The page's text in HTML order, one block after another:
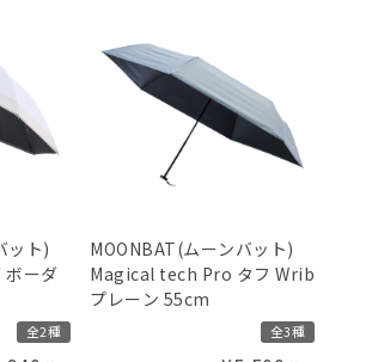
ット)
ボーダ
全2種
MOONBAT(ムーンバット)
Magical tech Pro タフ Wrib
プレーン 55cm
全3種